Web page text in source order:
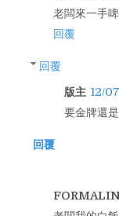
老闆來一手
回覆
回覆
版主 12/
要金牌還
回覆